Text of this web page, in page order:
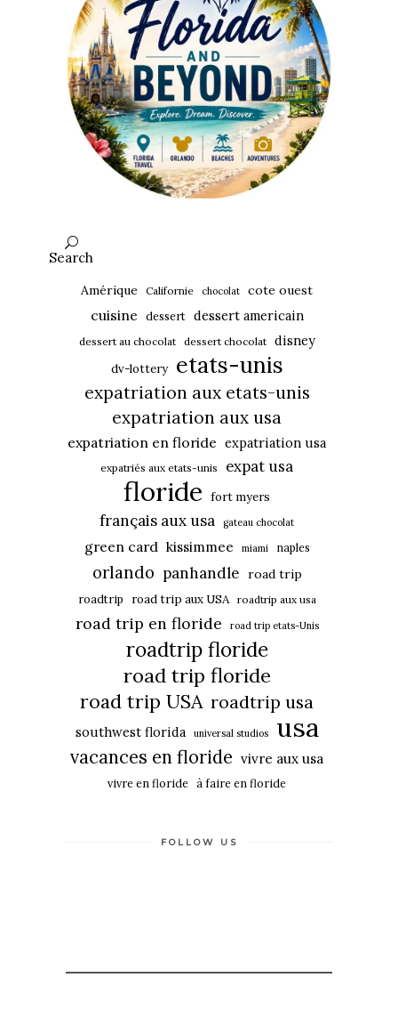
Search
Amérique Californie chocolat cote ouest
cuisine dessert dessert americain
dessert au chocolat dessert chocolat disney
dv-lottery etats-unis
expatriation aux etats-unis
expatriation aux usa
expatriation en floride expatriation usa
expatriés aux etats-unis expat usa
floride fort myers
français aux usa gateau chocolat
green card kissimmee miami naples
orlando panhandle road trip
roadtrip road trip aux USA roadtrip aux usa
road trip en floride road trip etats-Unis
roadtrip floride
road trip floride
road trip USA roadtrip usa
southwest florida universal studios usa
vacances en floride vivre aux usa
vivre en floride à faire en floride
FOLLOW US